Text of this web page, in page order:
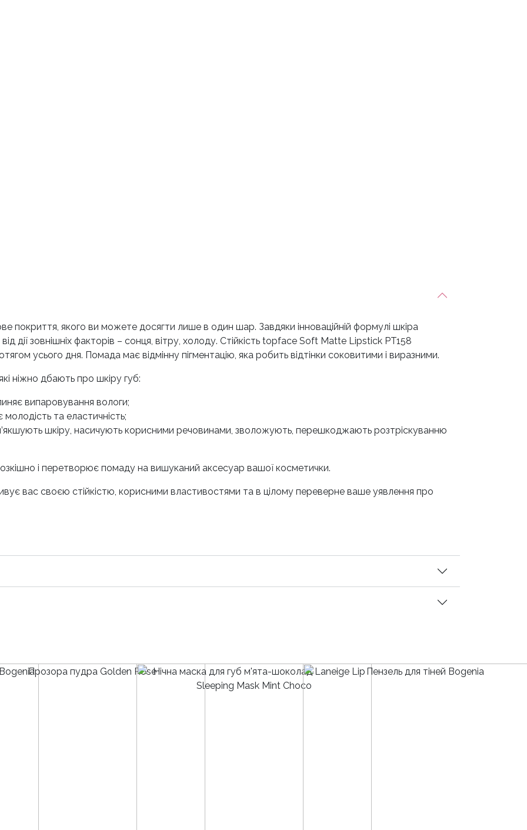
покриття, якого ви можете досягти лише в один шар. Завдяки інноваційній формулі шкіра
дії зовнішніх факторів – сонця, вітру, холоду. Стійкість topface Soft Matte Lipstick PT158
усього дня. Помада має відмінну пігментацію, яка робить відтінки соковитими і виразними.
ніжно дбають про шкіру губ:
випаровування вологи;
молодість та еластичність;
шкіру, насичують корисними речовинами, зволожують, перешкоджають розтріскуванню
і перетворює помаду на вишуканий аксесуар вашої косметички.
вас своєю стійкістю, корисними властивостями та в цілому переверне ваше уявлення про